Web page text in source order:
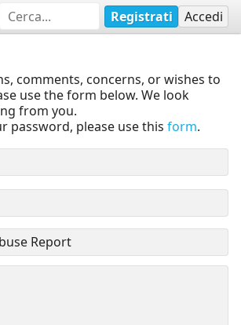
Registrati Accedi
comments, concerns, or wishes to
use the form below. We look
from you.
password, please use this form.